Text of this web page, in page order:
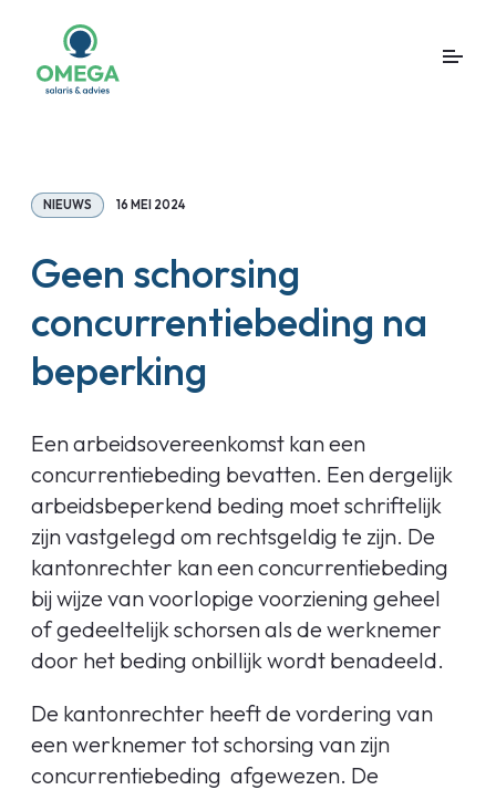
NIEUWS 16 MEI 2024
Geen schorsing
concurrentiebeding na
beperking
Een arbeidsovereenkomst kan een
concurrentiebeding bevatten. Een dergelijk
arbeidsbeperkend beding moet schriftelijk
zijn vastgelegd om rechtsgeldig te zijn. De
kantonrechter kan een concurrentiebeding
bij wijze van voorlopige voorziening geheel
of gedeeltelijk schorsen als de werknemer
door het beding onbillijk wordt benadeeld.
De kantonrechter heeft de vordering van
een werknemer tot schorsing van zijn
concurrentiebeding afgewezen. De